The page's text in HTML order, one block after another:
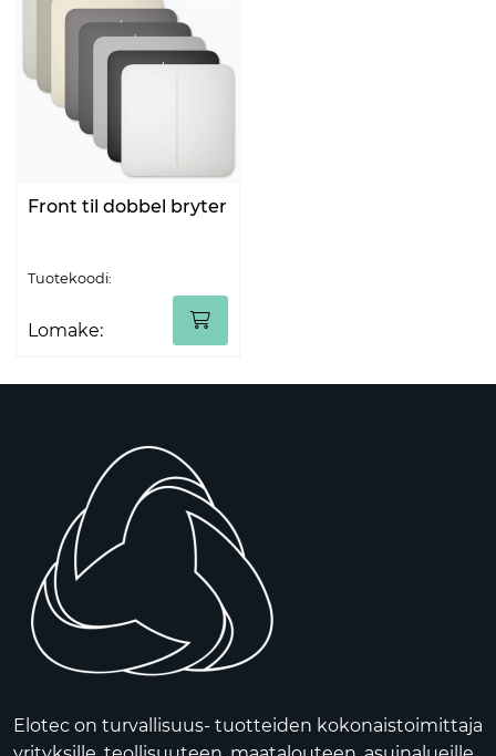
Front til dobbel bryter
Tuotekoodi:
Lomake:
Elotec on turvallisuus- tuotteiden kokonaistoimittaja